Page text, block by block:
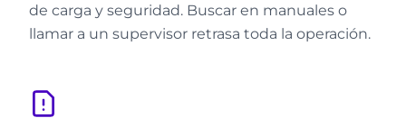
de carga y seguridad. Buscar en manuales o
llamar a un supervisor retrasa toda la operación.